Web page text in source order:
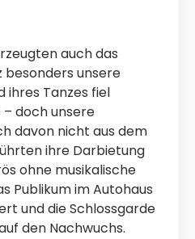
auch das
besonders unsere
ihres Tanzes fiel
– doch unsere
davon nicht aus dem
ihre Darbietung
ohne musikalische
Publikum im Autohaus
und die Schlossgarde
den Nachwuchs.